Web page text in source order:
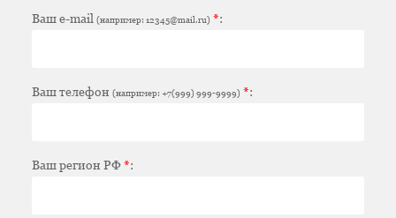
Ваш e-mail (например: 12345@mail.ru) *:
Ваш телефон (например: +7(999) 999-9999) *:
Ваш регион РФ*: